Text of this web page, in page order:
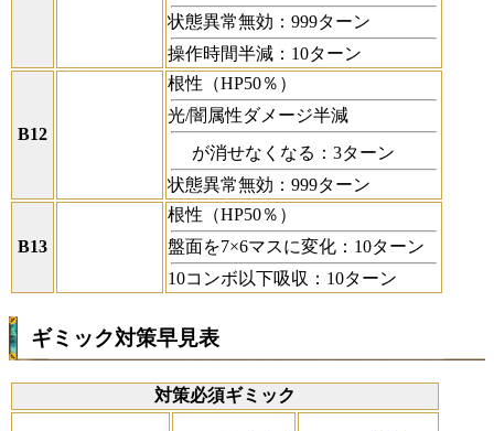
状態異常無効：999ターン
操作時間半減：10ターン
B12
根性（HP50％）
光/闇属性ダメージ半減
が消せなくなる：3ターン
状態異常無効：999ターン
B13
根性（HP50％）
盤面を7×6マスに変化：10ターン
10コンボ以下吸収：10ターン
ギミック対策早見表
対策必須ギミック